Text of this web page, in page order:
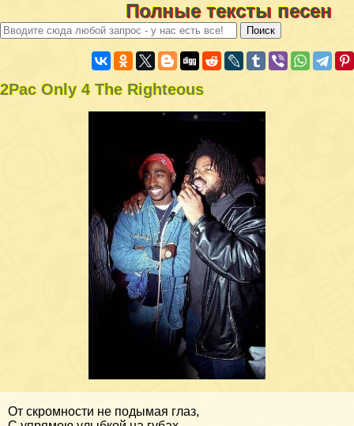
Полные тексты песен
2Pac Only 4 The Righteous
От скромности не подымая глаз,